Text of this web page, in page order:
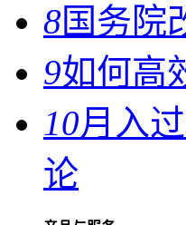
8国务院
9如何高
10月入
论